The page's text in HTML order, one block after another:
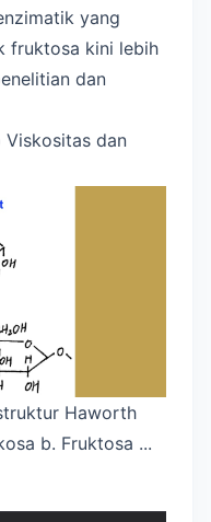
yang
fruktosa kini lebih
dan
Viskositas dan
Haworth
b. Fruktosa ...